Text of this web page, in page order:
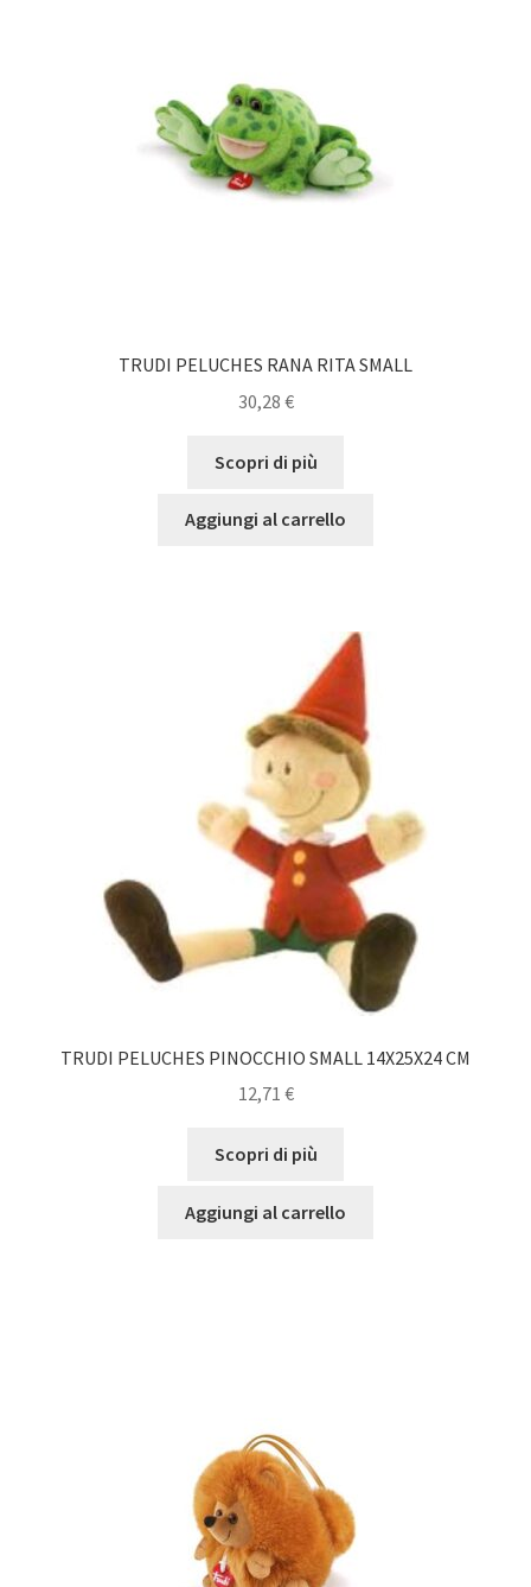
TRUDI PELUCHES RANA RITA SMALL
30,28 €
Scopri di più
Aggiungi al carrello
TRUDI PELUCHES PINOCCHIO SMALL 14X25X24 CM
12,71 €
Scopri di più
Aggiungi al carrello